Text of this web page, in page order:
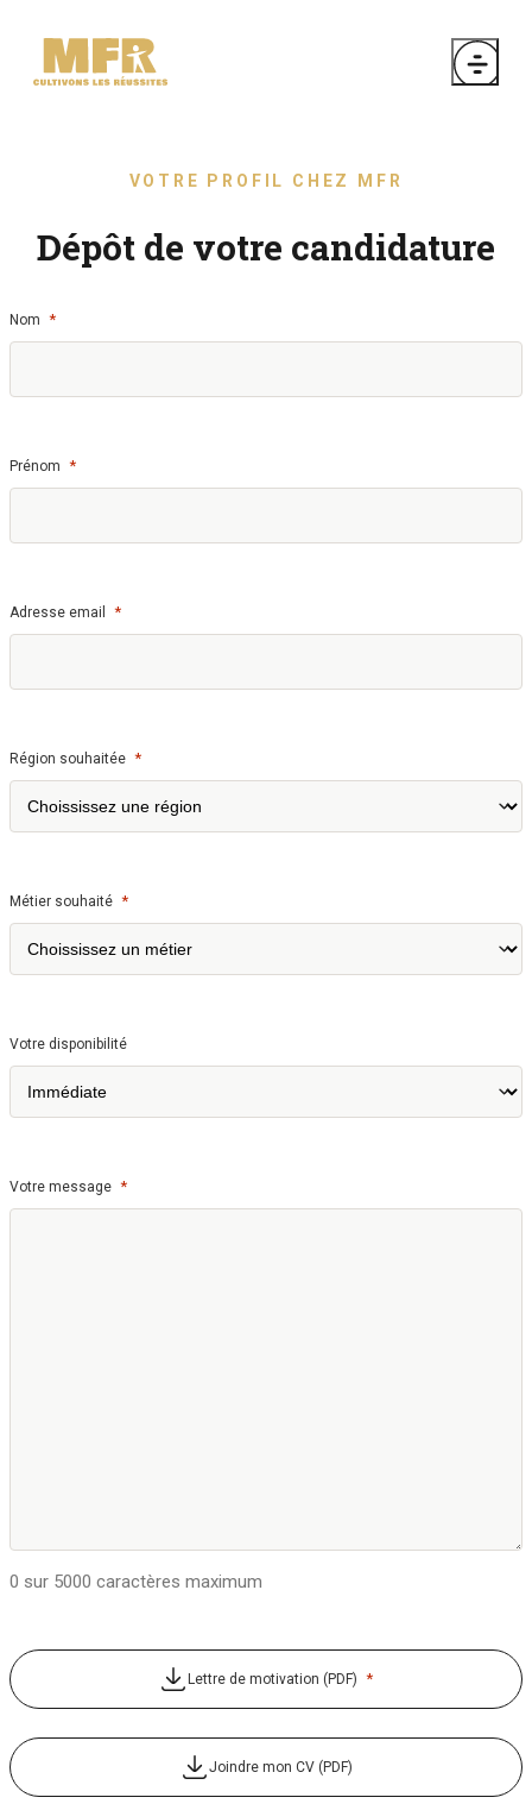
VOTRE PROFIL CHEZ MFR
Dépôt de votre candidature
Nom *
Prénom *
Adresse email *
Région souhaitée *
Métier souhaité *
Votre disponibilité
Votre message *
0 sur 5000 caractères maximum
Lettre de motivation (PDF) *
Joindre mon CV (PDF)